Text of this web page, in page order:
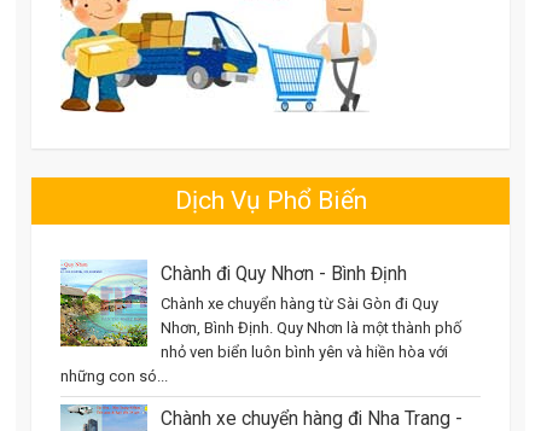
Dịch Vụ Phổ Biến
Chành đi Quy Nhơn - Bình Định
Chành xe chuyển hàng từ Sài Gòn đi Quy
Nhơn, Bình Định. Quy Nhơn là một thành phố
nhỏ ven biển luôn bình yên và hiền hòa với
những con só...
Chành xe chuyển hàng đi Nha Trang -